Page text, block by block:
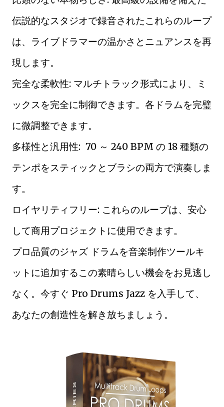
伝説的なスタジオで録音されたこれらのループ
は、ライブドラマーの温かさとニュアンスを再
現します。
完全な柔軟性: マルチトラック形式により、ミ
ックスを完全に制御できます。各ドラムを完璧
に微調整できます。
多様性と汎用性: 70 ～ 240 BPM の 18 種類の
テンポをスティックとブラシの両方で演奏しま
す。
ロイヤリティフリー: これらのループは、安心
して商用プロジェクトに使用できます。
プロ品質のジャズ ドラムを音楽制作ツールキ
ットに追加するこの素晴らしい機会をお見逃し
なく。今すぐ Pro Drums Jazz を入手して、
あなたの創造性を解き放ちましょう。